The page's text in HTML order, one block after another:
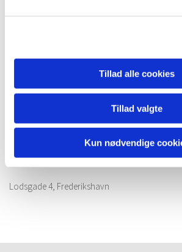
Tillad alle cookies
Tillad valgte
Kun nødvendige
Lodsgade 4, Frederikshavn